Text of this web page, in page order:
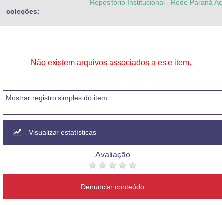
coleções:
Repositório Institucional - Rede Paraná
Não existem arquivos associados a este item.
Mostrar registro simples do item
Visualizar estatísticas
Avaliação
Denunciar conteúdo